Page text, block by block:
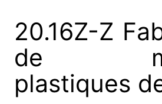
20.16Z-Z
de
plastiques